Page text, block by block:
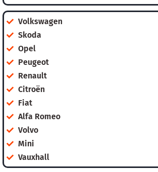
Volkswagen
Skoda
Opel
Peugeot
Renault
Citroën
Fiat
Alfa Romeo
Volvo
Mini
Vauxhall